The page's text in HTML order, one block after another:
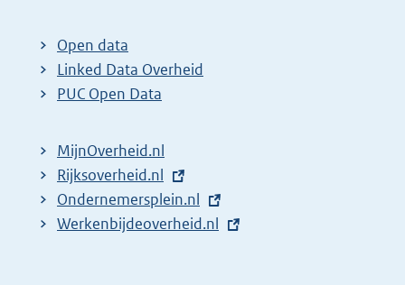
t
e
r
l
i
n
k
Open data
Linked Data Overheid
PUC Open Data
MijnOverheid.nl
E
x
t
Rijksoverheid.nl
E
x
Ondernemersplein.nl
E
Werkenbijdeoverheid.nl